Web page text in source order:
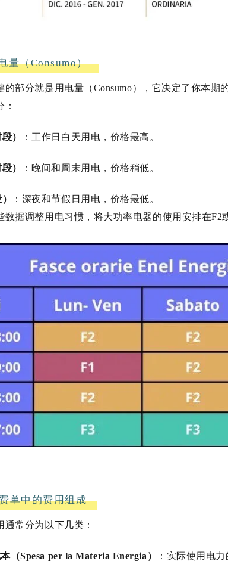
量（Consumo）
的部分就是用电量（Consumo），它决定了你本期
） ：工作日白天用电，价格最高。
） ：晚间和周末用电，价格稍低。
：深夜和节假日用电，价格最低。
数据调整用电习惯，将大功率电器的使用安排在F2
单中的费用组成
通常分为以下几类：
（Spesa per la Materia Energia） ：实际使用电力